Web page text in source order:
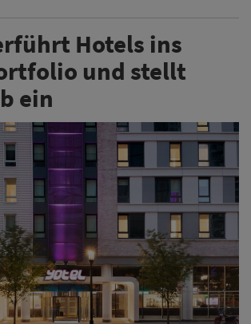
Hotels ins
und stellt
ein